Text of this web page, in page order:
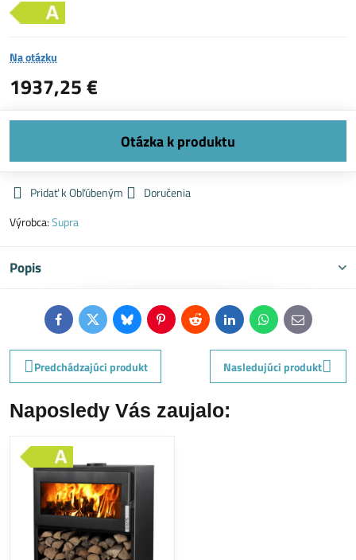
Na otázku
1937,25 €
Pridať k Obľúbeným
Doručenia
Výrobca:Supra
Popis
FacebookTwitterBlueskyPinterestReddit LinkedInWhatsApp
E-
mail
Predchádzajúci produkt
Nasledujúci produkt
Naposledy Vás zaujalo: